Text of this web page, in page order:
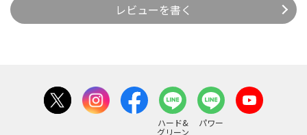
レビューを書く
ハード&
グリーン
パワー